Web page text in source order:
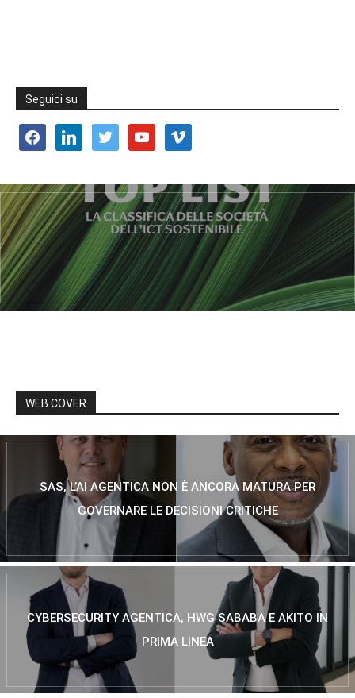
Seguici su
facebooklinkedin twitter youtube vimeo
WEB COVER
SAS, L’AI AGENTICA NON È ANCORA MATURA PER
GOVERNARE LE DECISIONI CRITICHE
CYBERSECURITY AGENTICA, HWG SABABA E AKITO IN
PRIMA LINEA